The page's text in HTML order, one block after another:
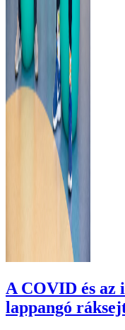
A COVID és az
lappangó